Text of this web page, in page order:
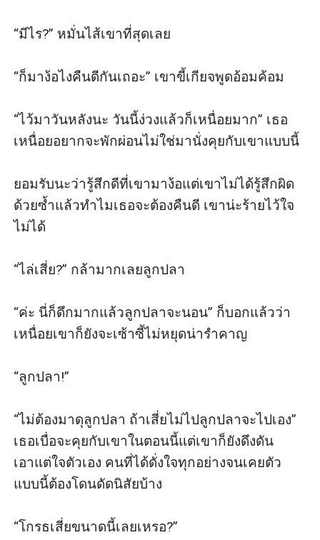
“มีไร?” หมั่นไส้เขาที่สุดเลย
“ก็มาง้อไงคืนดีกันเถอะ” เขาขี้เกียจพูดอ้อมค้อม
“ไว้มาวันหลังนะ วันนี้ง่วงแล้วก็เหนื่อยมาก” เธอ
เหนื่อยอยากจะพักผ่อนไม่ใช่มานั่งคุยกับเขาแบบนี้
ยอมรับนะว่ารู้สึกดีที่เขามาง้อแต่เขาไม่ได้รู้สึกผิด
ด้วยซ้ำแล้วทำไมเธอจะต้องคืนดี เขาน่ะร้ายไว้ใจ
ไม่ได้
“ไล่เสี่ย?” กล้ามากเลยลูกปลา
“ค่ะ นี่ก็ดึกมากแล้วลูกปลาจะนอน” ก็บอกแล้วว่า
เหนื่อยเขาก็ยังจะเซ้าซี้ไม่หยุดน่ารำคาญ
“ลูกปลา!”
“ไม่ต้องมาดุลูกปลา ถ้าเสี่ยไม่ไปลูกปลาจะไปเอง”
เธอเบื่อจะคุยกับเขาในตอนนี้แต่เขาก็ยังดึงดัน
เอาแต่ใจตัวเอง คนที่ได้ดั่งใจทุกอย่างจนเคยตัว
แบบนี้ต้องโดนดัดนิสัยบ้าง
“โกรธเสี่ยขนาดนี้เลยเหรอ?”